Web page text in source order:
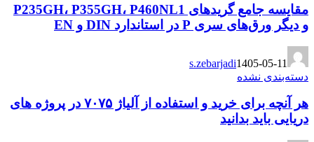
مقایسه جامع گریدهای P235GH، P355GH، P460NL1
و دیگر ورق‌های سری P در استاندارد DIN و EN
s.zebarjadi1405-05-11
دسته‌بندی نشده
هر آنچه برای خرید و استفاده از آلیاژ ۷۰۷۵ در پروژه های
دریایی باید بدانید